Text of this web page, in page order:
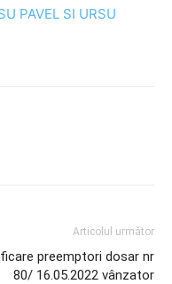
PAVEL SI URSU
Articolul următor
preemptori dosar nr
80/ 16.05.2022 vânzator